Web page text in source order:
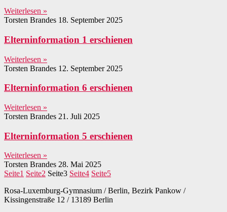
Weiterlesen »
Torsten Brandes 18. September 2025
Elterninformation 1 erschienen
Weiterlesen »
Torsten Brandes 12. September 2025
Elterninformation 6 erschienen
Weiterlesen »
Torsten Brandes 21. Juli 2025
Elterninformation 5 erschienen
Weiterlesen »
Torsten Brandes 28. Mai 2025
Seite1 Seite2 Seite3 Seite4 Seite5
Rosa-Luxemburg-Gymnasium / Berlin, Bezirk Pankow /
Kissingenstraße 12 / 13189 Berlin